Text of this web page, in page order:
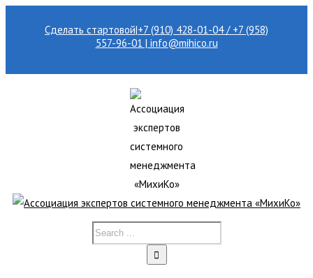
Сделать стартовой|+7 (910) 428-01-04 / +7 (958)
557-96-01 | info@mihico.ru